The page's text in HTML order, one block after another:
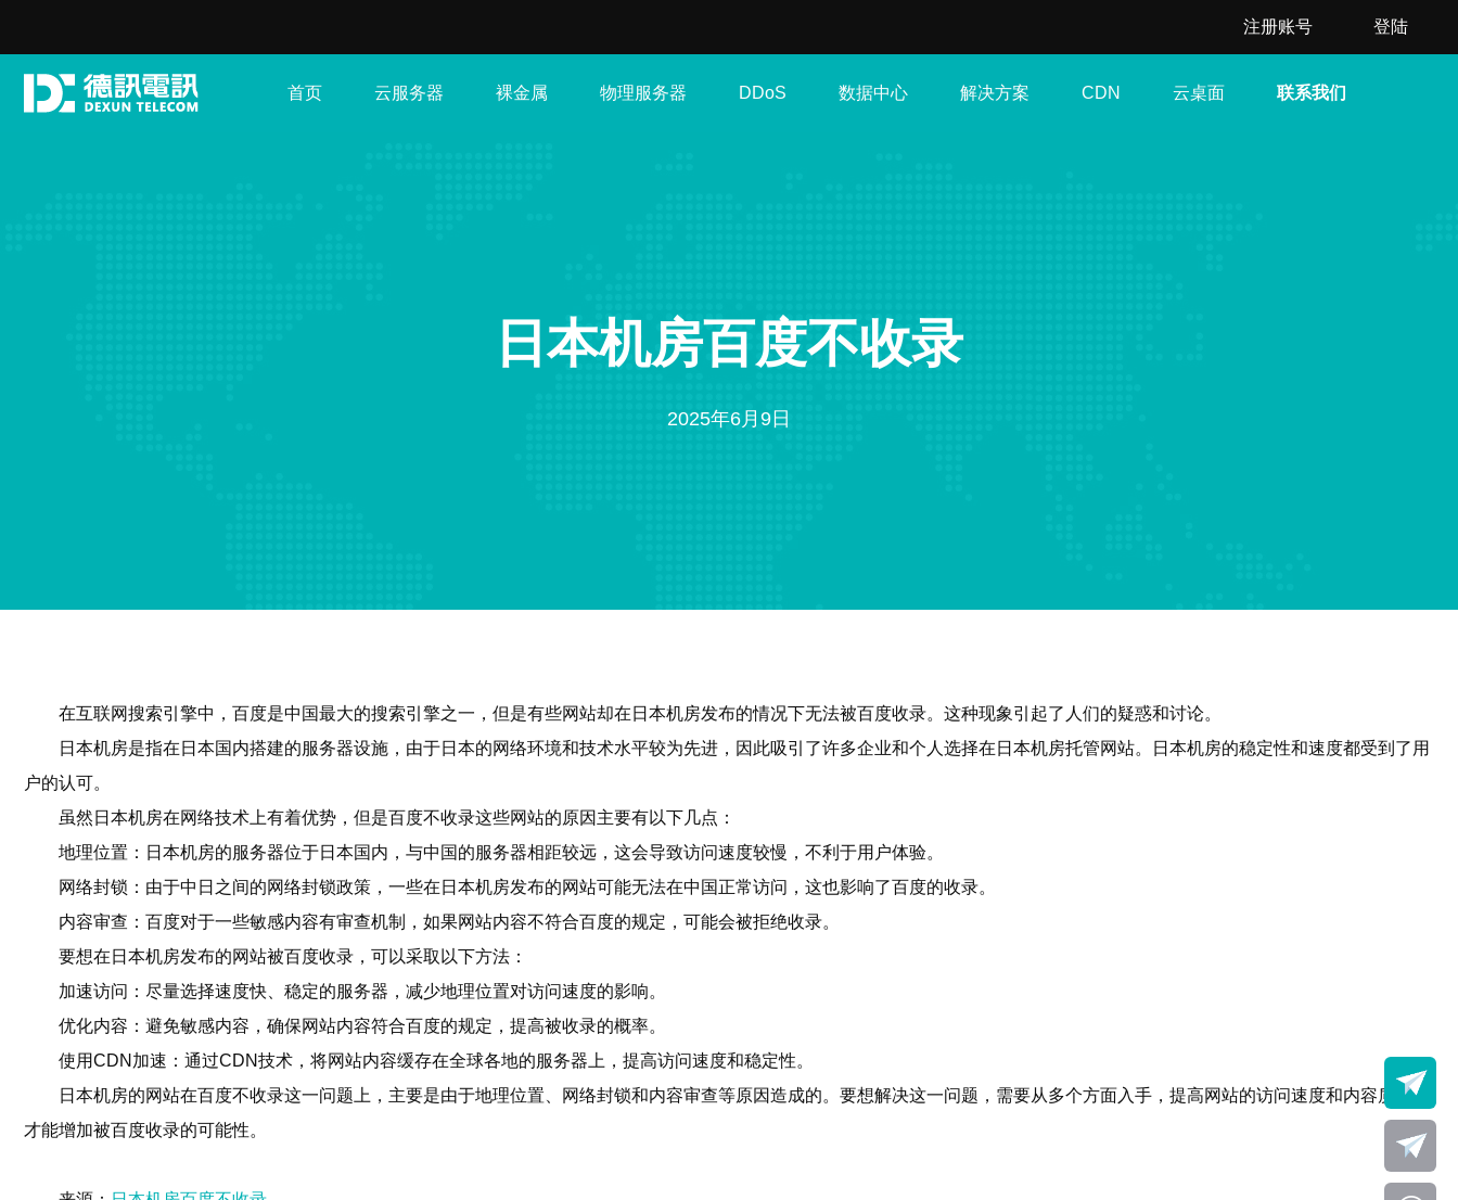
注册账号 登陆
首页 云服务器 裸金属 物理服务器 DDoS 数据中心 解决方案 CDN 云桌面 联系我们
日本机房百度不收录
2025年6月9日
在互联网搜索引擎中，百度是中国最大的搜索引擎之一，但是有些网站却在日本机房发布的情况下无法被百度收录。这种现象引起了人们的疑惑和讨论。
日本机房是指在日本国内搭建的服务器设施，由于日本的网络环境和技术水平较为先进，因此吸引了许多企业和个人选择在日本机房托管网站。日本机房的稳定性和速度都受到了用
户的认可。
虽然日本机房在网络技术上有着优势，但是百度不收录这些网站的原因主要有以下几点：
地理位置：日本机房的服务器位于日本国内，与中国的服务器相距较远，这会导致访问速度较慢，不利于用户体验。
网络封锁：由于中日之间的网络封锁政策，一些在日本机房发布的网站可能无法在中国正常访问，这也影响了百度的收录。
内容审查：百度对于一些敏感内容有审查机制，如果网站内容不符合百度的规定，可能会被拒绝收录。
要想在日本机房发布的网站被百度收录，可以采取以下方法：
加速访问：尽量选择速度快、稳定的服务器，减少地理位置对访问速度的影响。
优化内容：避免敏感内容，确保网站内容符合百度的规定，提高被收录的概率。
使用CDN加速：通过CDN技术，将网站内容缓存在全球各地的服务器上，提高访问速度和稳定性。
日本机房的网站在百度不收录这一问题上，主要是由于地理位置、网络封锁和内容审查等原因造成的。要想解决这一问题，需要从多个方面入手，提高网站的访问速度和内容质量，
才能增加被百度收录的可能性。